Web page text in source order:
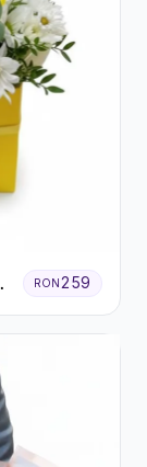
RON259